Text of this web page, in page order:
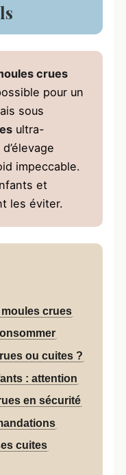
crues
pour un
sous
ultra-
impeccable.
et
les éviter.
crues
ou cuites ?
: attention
en sécurité
cuites